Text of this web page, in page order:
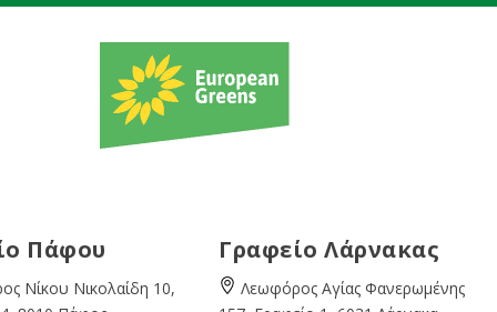
Πάφου
Νίκου Νικολαίδη 10,
Γραφείο Λάρνακας
Λεωφόρος Αγίας Φανερωμένης